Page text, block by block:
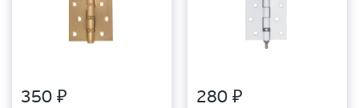
350 ₽ 280 ₽